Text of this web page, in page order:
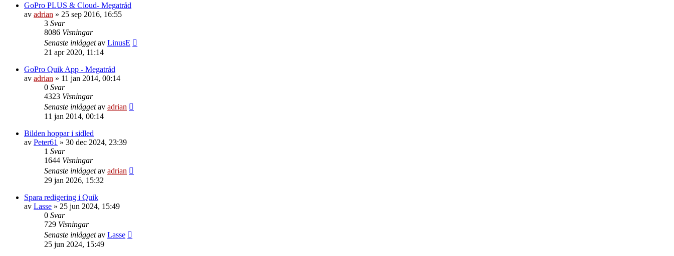
GoPro PLUS & Cloud- Megatråd
av adrian » 25 sep 2016, 16:55
3 Svar
8086 Visningar
Senaste inläggetav LinusE
21 apr 2020, 11:14
GoPro Quik App - Megatråd
av adrian » 11 jan 2014, 00:14
0 Svar
4323 Visningar
Senaste inläggetav adrian
11 jan 2014, 00:14
Bilden hoppar i sidled
av Peter61 » 30 dec 2024, 23:39
1 Svar
1644 Visningar
Senaste inläggetav adrian
29 jan 2026, 15:32
Spara redigering i Quik
av Lasse » 25 jun 2024, 15:49
0 Svar
729 Visningar
Senaste inläggetav Lasse
25 jun 2024, 15:49